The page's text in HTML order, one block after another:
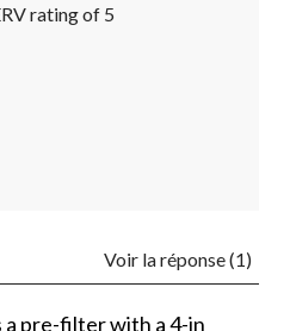
rating of 5
Voir la réponse (1)
a pre-filter with a 4-in